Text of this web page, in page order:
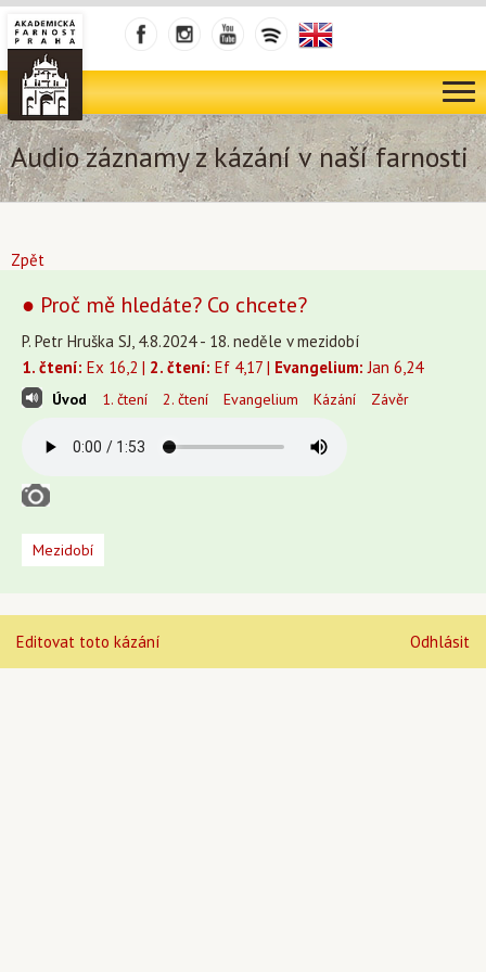
Audio záznamy z kázání v naší farnosti
Zpět
● Proč mě hledáte? Co chcete?
P. Petr Hruška SJ, 4.8.2024 - 18. neděle v mezidobí
1. čtení: Ex 16,2 | 2. čtení: Ef 4,17 | Evangelium: Jan 6,24
Úvod 1. čtení 2. čtení Evangelium Kázání Závěr
Mezidobí
Editovat toto kázání Odhlásit